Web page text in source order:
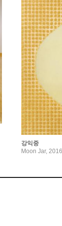
강익중
Moon Jar,